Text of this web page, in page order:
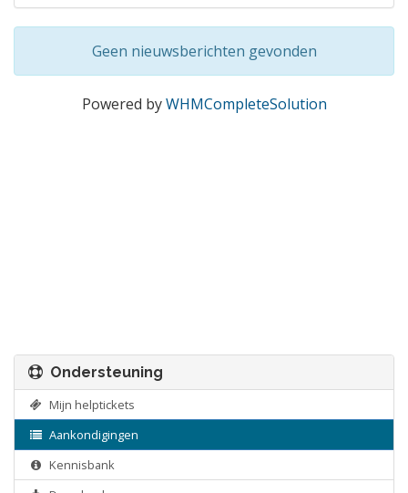
Geen nieuwsberichten gevonden
Powered byWHMCompleteSolution
Ondersteuning
Mijn helptickets
Aankondigingen
Kennisbank